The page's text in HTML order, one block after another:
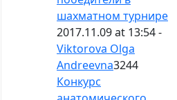
шахматном турнире
2017.11.09 at 13:54 -
Viktorova Olga
Andreevna3244
Конкурс